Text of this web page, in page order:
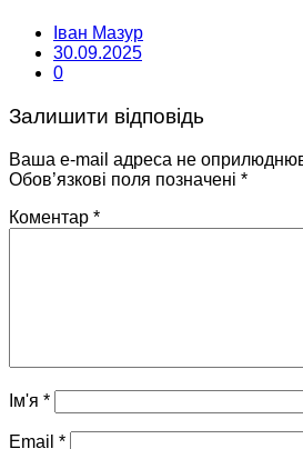
Іван Мазур
30.09.2025
0
Залишити відповідь
Ваша e-mail адреса не
Обов’язкові поля позначені *
Коментар *
Ім'я *
Email *